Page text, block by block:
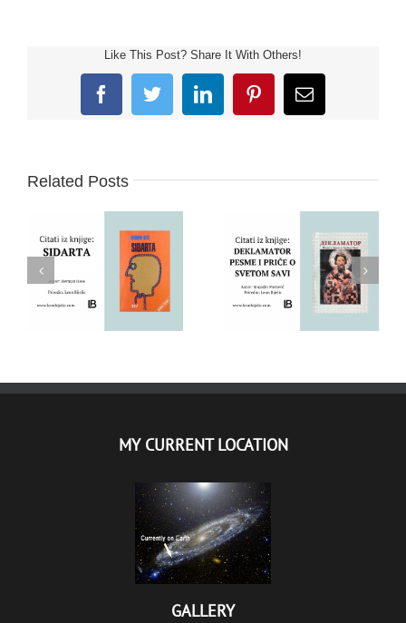
Like This Post? Share It With Others!
FacebookTwitterLinkedInPinterestEmail
Related Posts
SIDARTA – HERMAN
HESE – CITATI IZ
KNJIGE
O SVETOM SAVI –
PESME I PRIČE –
CITATI IZ KNJIGE
DEKLAMATOR
MY CURRENT LOCATION
GALLERY